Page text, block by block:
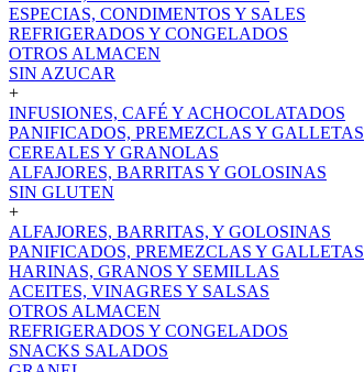
ESPECIAS, CONDIMENTOS Y SALES
REFRIGERADOS Y CONGELADOS
OTROS ALMACEN
SIN AZUCAR
+
INFUSIONES, CAFÉ Y ACHOCOLATADOS
PANIFICADOS, PREMEZCLAS Y GALLETAS
CEREALES Y GRANOLAS
ALFAJORES, BARRITAS Y GOLOSINAS
SIN GLUTEN
+
ALFAJORES, BARRITAS, Y GOLOSINAS
PANIFICADOS, PREMEZCLAS Y GALLETAS
HARINAS, GRANOS Y SEMILLAS
ACEITES, VINAGRES Y SALSAS
OTROS ALMACEN
REFRIGERADOS Y CONGELADOS
SNACKS SALADOS